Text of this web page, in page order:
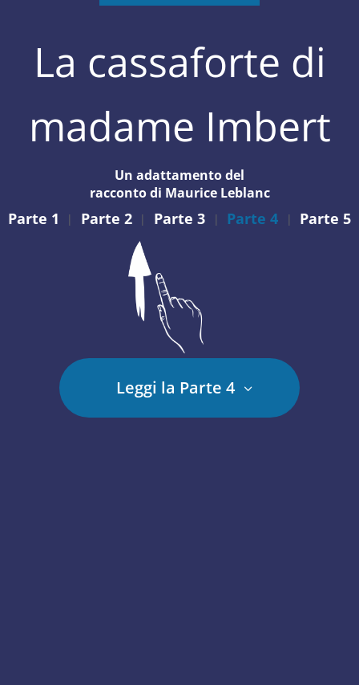
La cassaforte di
madame Imbert
Un adattamento del
racconto di Maurice Leblanc
Parte 1 | Parte 2 | Parte 3 | Parte 4 | Parte 5
Leggi la Parte 4